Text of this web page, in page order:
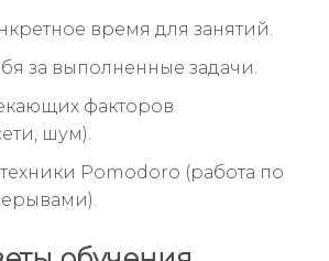
время для занятий.
за выполненные задачи.
факторов
шум).
Pomodoro (работа по